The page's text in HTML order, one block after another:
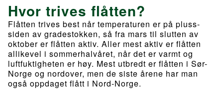
Hvor trives flåtten?
Flåtten trives best når temperaturen er på pluss-
siden av gradestokken, så fra mars til slutten av
oktober er flåtten aktiv. Aller mest aktiv er flåtten
allikevel i sommerhalvåret, når det er varmt og
luftfuktigheten er høy. Mest utbredt er flåtten i Sør-
Norge og nordover, men de siste årene har man
også oppdaget flått i Nord-Norge.